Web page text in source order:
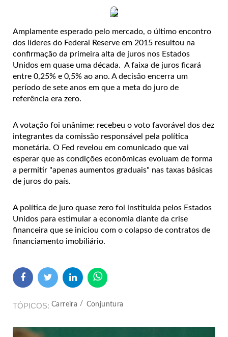
Amplamente esperado pelo mercado, o último encontro
dos líderes do Federal Reserve em 2015 resultou na
confirmação da primeira alta de juros nos Estados
Unidos em quase uma década. A faixa de juros ficará
entre 0,25% e 0,5% ao ano. Adecisão encerra um
período de sete anos em que a meta do juro de
referência era zero.
A votação foi unânime: recebeu o voto favorável dos dez
integrantes da comissão responsável pela política
monetária. O Fed revelou em comunicado que vai
esperar que as condições econômicas evoluam de forma
a permitir "apenas aumentos graduais" nas taxas básicas
de juros do país.
A política de juro quase zero foi instituída pelos Estados
Unidos para estimular a economia diante da crise
financeira que se iniciou com o colapso de contratos de
financiamento imobiliário.
TÓPICOS Carreira Conjuntura